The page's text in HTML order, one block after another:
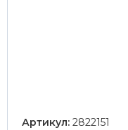
Артикул: 2822151